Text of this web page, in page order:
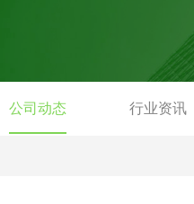
公司动态 行业资讯